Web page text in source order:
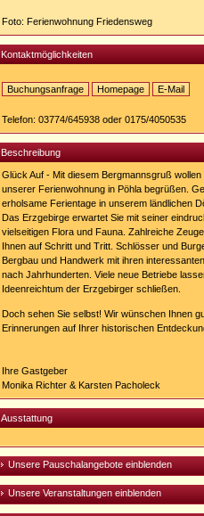
Foto: Ferienwohnung Friedensweg
Kontaktmöglichkeiten
Buchungsanfrage
Homepage
http://www.ferien-
in-
poehla.de
E-Mail
Telefon: 03774/645938 oder 0175/4050535
Beschreibung
Glück Auf - Mit diesem Bergmannsgruß
unserer Ferienwohnung in Pöhla begrüßen.
erholsame Ferientage in unserem ländlichen
Das Erzgebirge erwartet Sie mit seiner
vielseitigen Flora und Fauna. Zahlreiche
Ihnen auf Schritt und Tritt. Schlösser und
Bergbau und Handwerk mit ihren
nach Jahrhunderten. Viele neue Betriebe
Ideenreichtum der Erzgebirger schließen.
Doch sehen Sie selbst! Wir wünschen Ihnen
Erinnerungen auf Ihrer historischen
Ihre Gastgeber
Monika Richter & Karsten Pacholeck
Ausstattung
Unsere Pauschalangebote einblenden
Unsere Veranstaltungen einblenden